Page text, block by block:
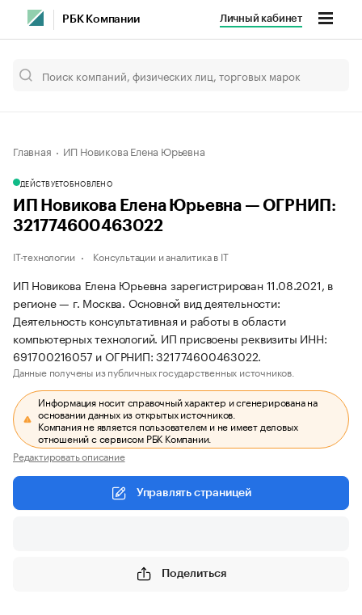
РБК Компании Личный кабинет
Главная ИП Новикова Елена Юрьевна
ДЕЙСТВУЕТОБНОВЛЕНО
ИП Новикова Елена Юрьевна — ОГРНИП:
321774600463022
IT-технологии Консультации и аналитика в IT
ИП Новикова Елена Юрьевна зарегистрирован 11.08.2021, в
регионе — г. Москва. Основной вид деятельности:
Деятельность консультативная и работы в области
компьютерных технологий. ИП присвоены реквизиты ИНН:
691700216057 и ОГРНИП: 321774600463022.
Данные получены из публичных государственных источников.
Информация носит справочный характер и сгенерирована на
основании данных из открытых источников.
Компания не является пользователем и не имеет деловых
отношений с сервисом РБК Компании.
Редактировать описание
Управлять страницей
Поделиться